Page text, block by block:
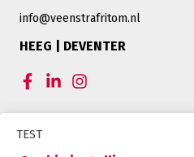
TEST
info@veenstrafritom.nl
HEEG | DEVENTER